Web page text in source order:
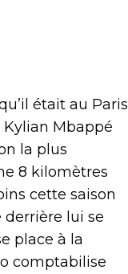
était au Paris
Kylian Mbappé
la plus
8 kilomètres
cette saison
derrière lui se
place à la
comptabilise